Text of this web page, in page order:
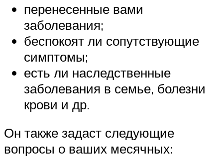
перенесенные вами
заболевания;
беспокоят ли сопутствующие
симптомы;
есть ли наследственные
заболевания в семье, болезни
крови и др.
Он также задаст следующие
вопросы о ваших месячных: